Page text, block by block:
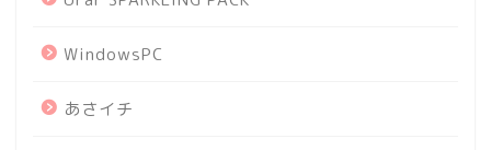
WindowsPC
あさイチ